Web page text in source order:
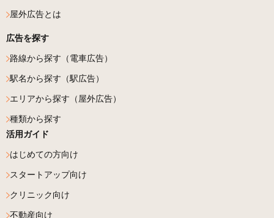
屋外広告とは
広告を探す
路線から探す（電車広告）
駅名から探す（駅広告）
エリアから探す（屋外広告）
種類から探す
活用ガイド
はじめての方向け
スタートアップ向け
クリニック向け
不動産向け